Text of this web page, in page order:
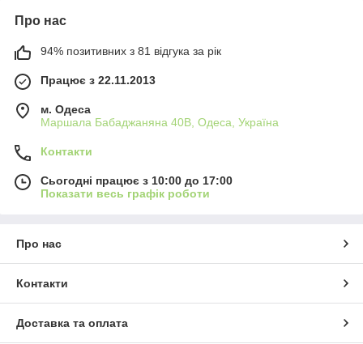
Про нас
94% позитивних з 81 відгука за рік
Працює з 22.11.2013
м. Одеса
Маршала Бабаджаняна 40В, Одеса, Україна
Контакти
Сьогодні працює з 10:00 до 17:00
Показати весь графік роботи
Про нас
Контакти
Доставка та оплата